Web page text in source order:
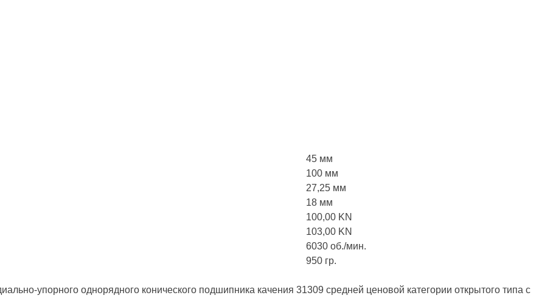
45 мм
100 мм
27,25 мм
18 мм
100,00 KN
103,00 KN
6030 об./мин.
950 гр.
упорного однорядного конического подшипника качения 31309 средней ценовой категории открытого типа с